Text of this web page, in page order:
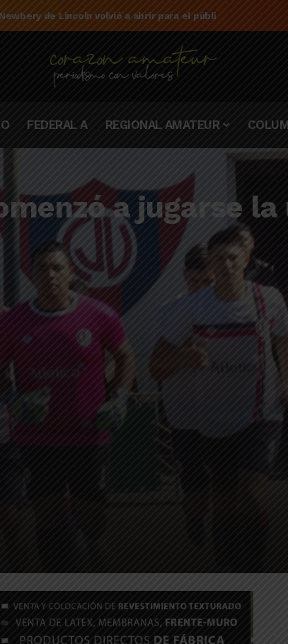
de El Linqueño en el torneo Federal A 2025/2026
FEDERAL A REGIONAL AMATEUR
a jugarse